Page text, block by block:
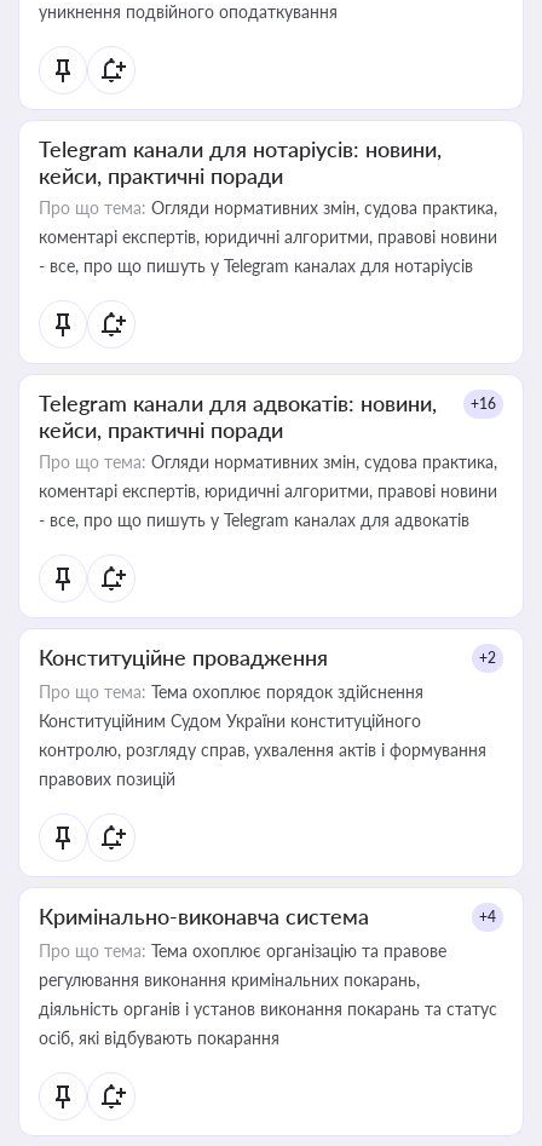
уникнення подвійного оподаткування
Telegram канали для нотаріусів: новини,
кейси, практичні поради
Про що тема: Огляди нормативних змін, судова практика,
коментарі експертів, юридичні алгоритми, правові новини
- все, про що пишуть у Telegram каналах для нотаріусів
Telegram канали для адвокатів: новини,
кейси, практичні поради
+16
Про що тема: Огляди нормативних змін, судова практика,
коментарі експертів, юридичні алгоритми, правові новини
- все, про що пишуть у Telegram каналах для адвокатів
Конституційне провадження +2
Про що тема: Тема охоплює порядок здійснення
Конституційним Судом України конституційного
контролю, розгляду справ, ухвалення актів і формування
правових позицій
Кримінально-виконавча система +4
Про що тема: Тема охоплює організацію та правове
регулювання виконання кримінальних покарань,
діяльність органів і установ виконання покарань та статус
осіб, які відбувають покарання